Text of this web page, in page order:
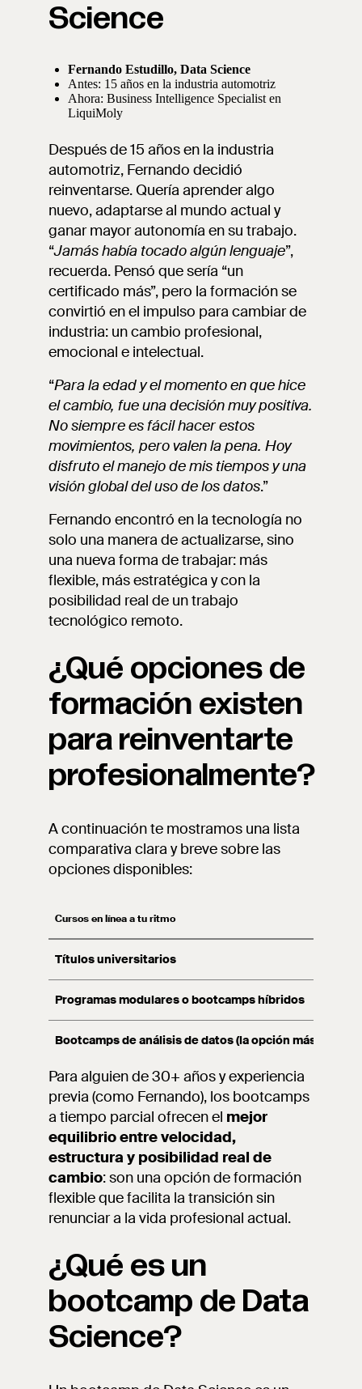
Science
Fernando Estudillo, Data Science
Antes: 15 años en la industria automotriz
Ahora: Business Intelligence Specialist en
LiquiMoly
Después de 15 años en la industria
automotriz, Fernando decidió
reinventarse. Quería aprender algo
nuevo, adaptarse al mundo actual y
ganar mayor autonomía en su trabajo.
“Jamás había tocado algún lenguaje”,
recuerda. Pensó que sería “un
certificado más”, pero la formación se
convirtió en el impulso para cambiar de
industria: un cambio profesional,
emocional e intelectual.
“Para la edad y el momento en que hice
el cambio, fue una decisión muy positiva.
No siempre es fácil hacer estos
movimientos, pero valen la pena. Hoy
disfruto el manejo de mis tiempos y una
visión global del uso de los datos.”
Fernando encontró en la tecnología no
solo una manera de actualizarse, sino
una nueva forma de trabajar: más
flexible, más estratégica y con la
posibilidad real de un trabajo
tecnológico remoto.
¿Qué opciones de
formación existen
para reinventarte
profesionalmente?
A continuación te mostramos una lista
comparativa clara y breve sobre las
opciones disponibles:
Cursos en línea a tu ritmo
Títulos universitarios
Programas modulares o bootcamps híbridos
Bootcamps de análisis de datos (la opción más rápida
Para alguien de 30+ años y experiencia
previa (como Fernando), los bootcamps
a tiempo parcial ofrecen el mejor
equilibrio entre velocidad,
estructura y posibilidad real de
cambio: son una opción de formación
flexible que facilita la transición sin
renunciar a la vida profesional actual.
¿Qué es un
bootcamp de Data
Science?